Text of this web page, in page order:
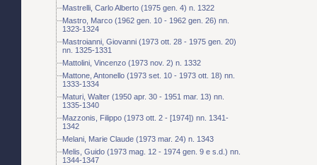
Mastrelli, Carlo Alberto (1975 gen. 4) n. 1322
Mastro, Marco (1962 gen. 10 - 1962 gen. 26) nn.
1323-1324
Mastroianni, Giovanni (1973 ott. 28 - 1975 gen. 20)
nn. 1325-1331
Mattolini, Vincenzo (1973 nov. 2) n. 1332
Mattone, Antonello (1973 set. 10 - 1973 ott. 18) nn.
1333-1334
Maturi, Walter (1950 apr. 30 - 1951 mar. 13) nn.
1335-1340
Mazzonis, Filippo (1973 ott. 2 - [1974]) nn. 1341-
1342
Melani, Marie Claude (1973 mar. 24) n. 1343
Melis, Guido (1973 mag. 12 - 1974 gen. 9 e s.d.) nn.
1344-1347